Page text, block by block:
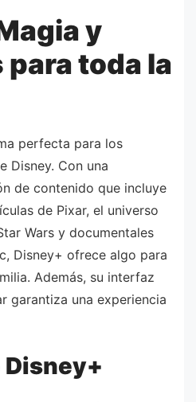
y
toda la
perfecta para los
Disney. Con una
de contenido que incluye
de Pixar, el universo
Wars y documentales
Disney+ ofrece algo para
Además, su interfaz
garantiza una experiencia